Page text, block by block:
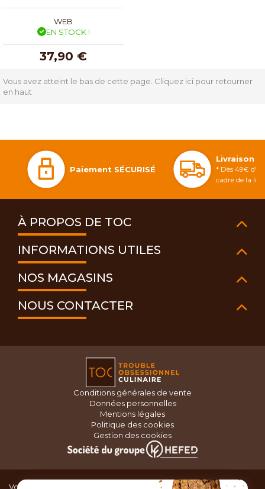
WEB
EN STOCK !
37,90 €
Vous avez atteint le bas de cette page. Cliquez ici pour retourner
en haut
Paiement SÉCURISÉ
Livraison
* Dès 49€
cadre de la
À PROPOS DE TOC
INFORMATIONS UTILES
NOS MAGASINS
NOUS CONTACTER
Conditions générales de vente
Données personnelles
Mentions légales
Politique des cookies
Gestion des cookies
Vous recherchez du matériel de cuisine pour concocter de